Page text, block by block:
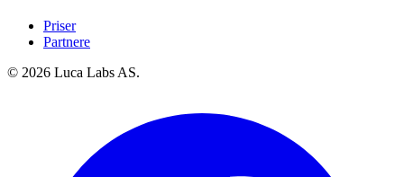
Priser
Partnere
© 2026 Luca Labs AS.